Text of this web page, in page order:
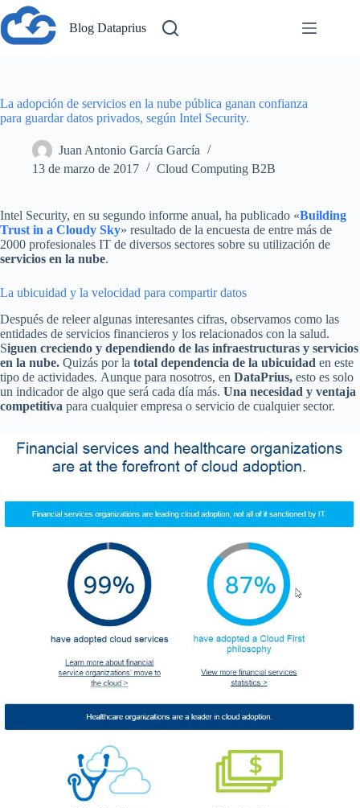
Saltar
al
contenido
Blog Dataprius
La adopción de servicios en la nube pública ganan confianza
para guardar datos privados, según Intel Security.
Juan Antonio García García
13 de marzo de 2017
Cloud Computing B2B
Intel Security, en su segundo informe anual, ha publicado «Building
Trust in a Cloudy Sky» resultado de la encuesta de entre más de
2000 profesionales IT de diversos sectores sobre su utilización de
servicios en la nube.
La ubicuidad y la velocidad para compartir datos
Después de releer algunas interesantes cifras, observamos como las
entidades de servicios financieros y los relacionados con la salud.
Siguen creciendo y dependiendo de las infraestructuras y servicios
en la nube. Quizás por la total dependencia de la ubicuidad en este
tipo de actividades. Aunque para nosotros, en DataPrius, esto es solo
un indicador de algo que será cada día más. Una necesidad y ventaja
competitiva para cualquier empresa o servicio de cualquier sector.